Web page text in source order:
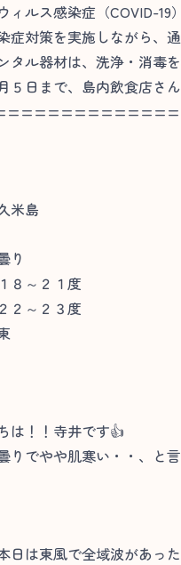
ィルス感染症（COVID-19
症対策を実施しながら、
タル器材は、洗浄・消毒
５日まで、島内飲食店さ
米島
り
８～２１度
２～２３度
は！！寺井です👍
りでやや肌寒い・・、と
日は東風で全域波があっ